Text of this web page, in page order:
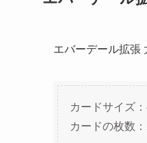
エバーデール拡張
カードサイズ
カードの枚数